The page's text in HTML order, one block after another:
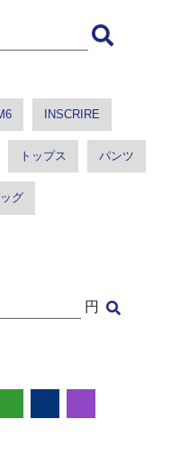
INSCRIRE
トップス パンツ
グ
円